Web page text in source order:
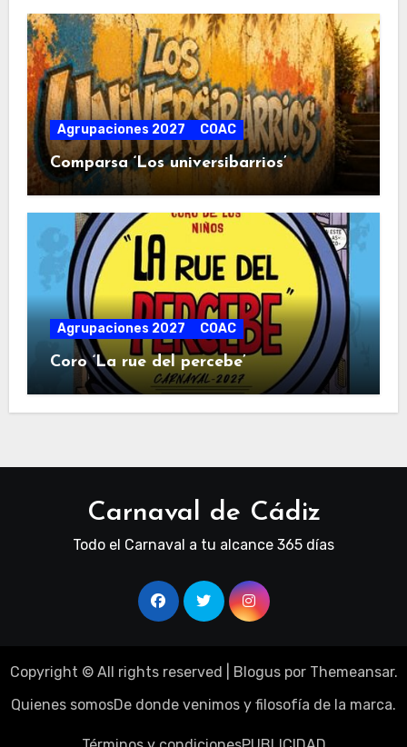
Agrupaciones 2027 COAC
Comparsa ‘Los universibarrios’
Agrupaciones 2027 COAC
Coro ‘La rue del percebe’
Carnaval de Cádiz
Todo el Carnaval a tu alcance 365 días
Copyright © All rights reserved Bloguspor Themeansar.
Quienes somosDe donde venimos y filosofía de la marca.